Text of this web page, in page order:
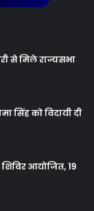
से मिले राज्यसभा
सिंह को विदायी दी
आयोजित, 19